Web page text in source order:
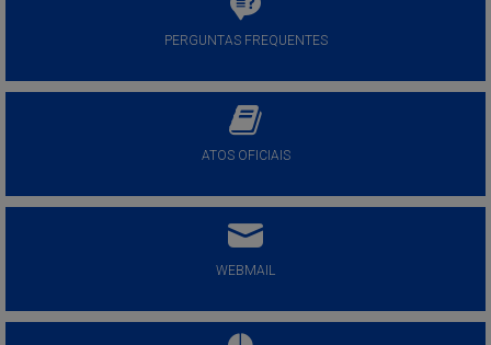
PERGUNTAS FREQUENTES
ATOS OFICIAIS
WEBMAIL